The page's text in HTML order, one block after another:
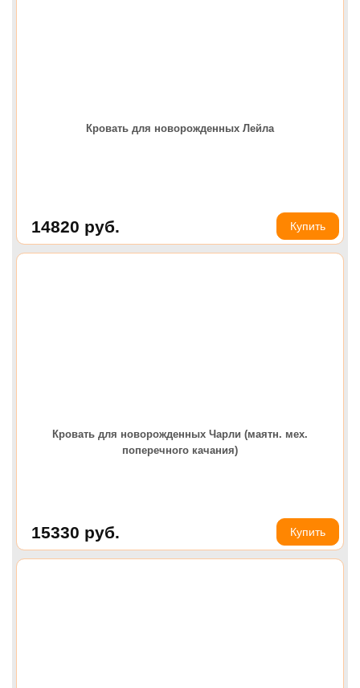
Кровать для новорожденных Лейла
14820 руб. Купить
Кровать для новорожденных Чарли (маятн. мех.
поперечного качания)
15330 руб. Купить